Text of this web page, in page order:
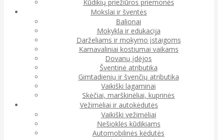
Kūdikių priežiūros priemonės
Mokslai ir šventės
Balionai
Mokykla ir edukacija
Darželiams ir mokymo įstaigoms
Karnavaliniai kostiumai vaikams
Dovanų įdėjos
Šventinė atributika
Gimtadienių ir švenčių atributika
Vaikiški lagaminai
Skėčiai, marškinėliai, kuprinės
Vežimėliai ir autokėdutės
Vaikiški vežimėliai
Nešioklės kūdikiams
Automobilinės kėdutės